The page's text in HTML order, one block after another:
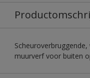
muurverf voor buiten